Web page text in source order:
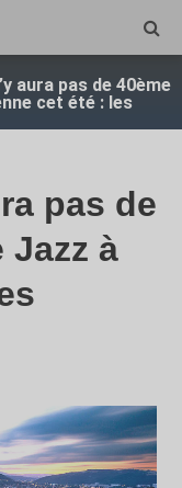
aura pas de 40ème
cet été : les
pas de
Jazz à